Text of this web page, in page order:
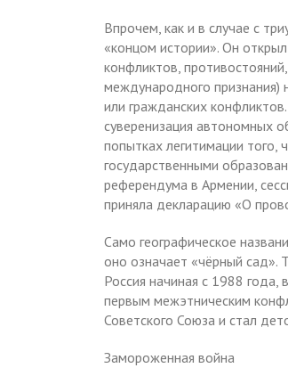
Впрочем, как и в случае с
«концом истории». Он
конфликтов,
международного признания)
или гражданских
суверенизация автономных
попытках легитимации
государственными
референдума в Армении,
приняла декларацию «О
Само географическое
оно означает «чёрный сад».
Россия начиная с 1988 года,
первым межэтническим
Советского Союза и стал
Замороженная война